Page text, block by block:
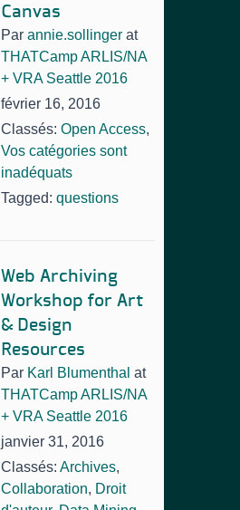
Canvas
Par annie.sollinger at
THATCamp ARLIS/NA
+ VRA Seattle 2016
février 16, 2016
Classés: Open Access,
Vos catégories sont
inadéquats
Tagged: questions
Web Archiving
Workshop for Art
& Design
Resources
Par Karl Blumenthal at
THATCamp ARLIS/NA
+ VRA Seattle 2016
janvier 31, 2016
Classés: Archives,
Collaboration, Droit